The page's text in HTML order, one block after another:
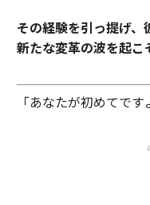
その経験を引っ提げ
新たな変革の波を起こ
「あなたが初めてです